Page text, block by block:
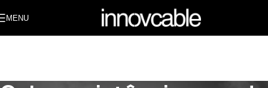
MENU